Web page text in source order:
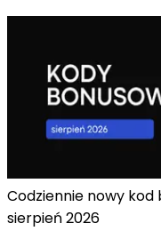
Codziennie nowy kod
sierpień 2026